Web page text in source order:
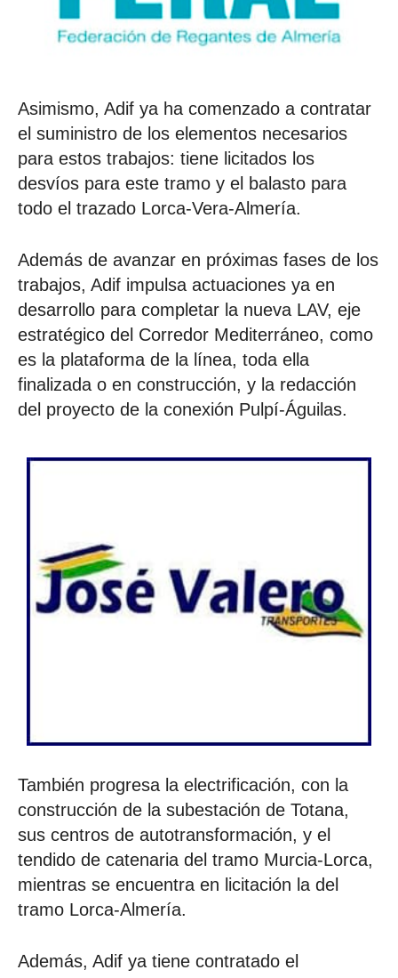
Asimismo, Adif ya ha comenzado a contratar
el suministro de los elementos necesarios
para estos trabajos: tiene licitados los
desvíos para este tramo y el balasto para
todo el trazado Lorca-Vera-Almería.
Además de avanzar en próximas fases de los
trabajos, Adif impulsa actuaciones ya en
desarrollo para completar la nueva LAV, eje
estratégico del Corredor Mediterráneo, como
es la plataforma de la línea, toda ella
finalizada o en construcción, y la redacción
del proyecto de la conexión Pulpí-Águilas.
También progresa la electrificación, con la
construcción de la subestación de Totana,
sus centros de autotransformación, y el
tendido de catenaria del tramo Murcia-Lorca,
mientras se encuentra en licitación la del
tramo Lorca-Almería.
Además, Adif ya tiene contratado el